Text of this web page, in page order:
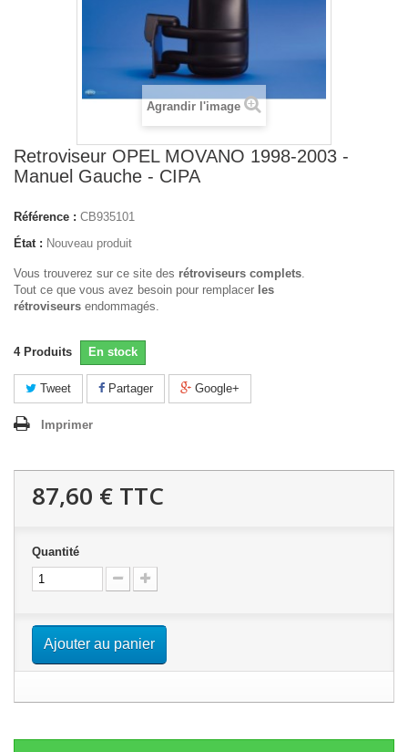
Agrandir l'image
Retroviseur OPEL MOVANO 1998-2003 -
Manuel Gauche - CIPA
Référence : CB935101
État : Nouveau produit
Vous trouverez sur ce site des rétroviseurs complets.
Tout ce que vous avez besoin pour remplacer les
rétroviseurs endommagés.
4 Produits En stock
Tweet Partager Google+
Imprimer
87,60 € TTC
Quantité
Ajouter au panier